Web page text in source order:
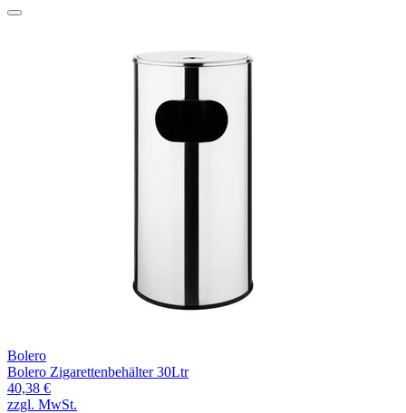
Bolero
Bolero Zigarettenbehälter 30Ltr
40,38 €
zzgl. MwSt.